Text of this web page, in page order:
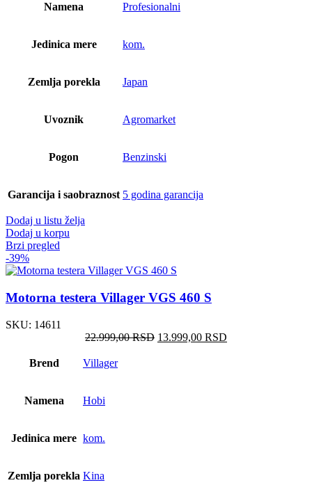
Namena Profesionalni
Jedinica mere kom.
Zemlja porekla Japan
Uvoznik Agromarket
Pogon Benzinski
Garancija i saobraznost 5 godina garancija
Dodaj u listu želja
Dodaj u korpu
Brzi pregled
-39%
Motorna testera Villager VGS 460 S
SKU: 14611
22.999,00RSD Оригинална
13.999,00 RSD
Brend Villager
Namena Hobi
Jedinica mere kom.
Zemlja porekla Kina